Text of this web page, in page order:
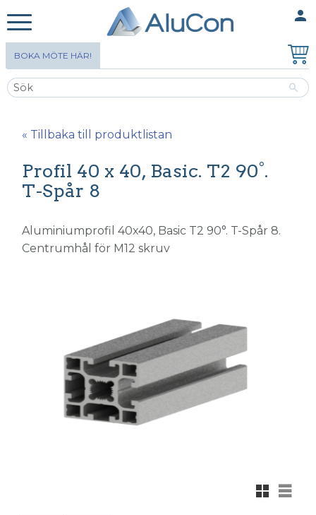
person
BOKA MÖTE HÄR!
« Tillbaka till produktlistan
Profil 40 x 40, Basic. T2 90°.
T-Spår 8
Aluminiumprofil 40x40, Basic T2 90°. T-Spår 8.
Centrumhål för M12 skruv
Rutnätsvy
Listvy